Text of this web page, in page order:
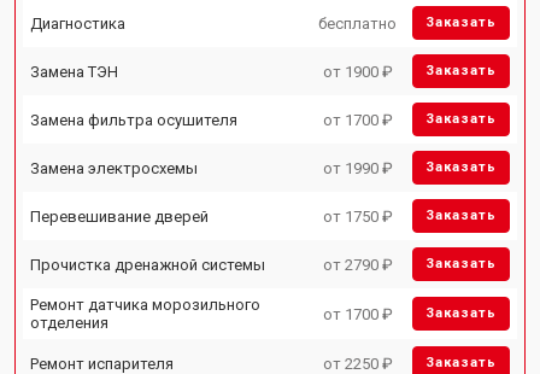
Диагностика бесплатно Заказать
Замена ТЭН от 1900 ₽ Заказать
Замена фильтра осушителя от 1700 ₽ Заказать
Замена электросхемы от 1990 ₽ Заказать
Перевешивание дверей от 1750 ₽ Заказать
Прочистка дренажной системы от 2790 ₽ Заказать
Ремонт датчика морозильного
отделения
от 1700 ₽ Заказать
Ремонт испарителя от 2250 ₽ Заказать